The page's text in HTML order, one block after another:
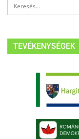
TEVÉKENYSÉGEK